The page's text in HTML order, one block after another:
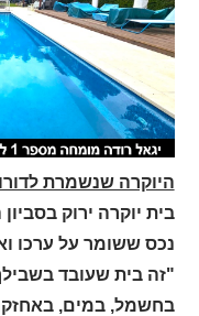
היוקרה שנשמרת
בית יוקרה ירוק
נכס ששומר על ערכו
"זה בית שעובד
בחשמל, במים,